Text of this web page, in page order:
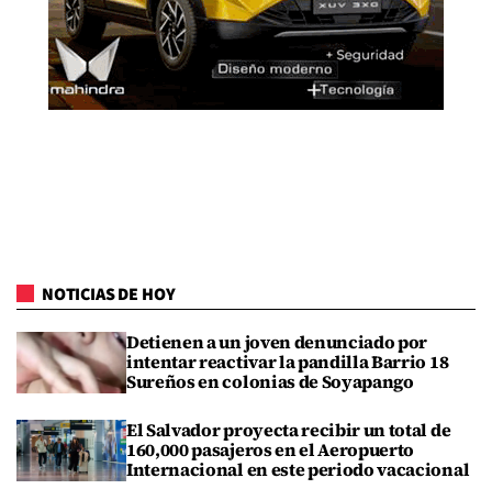
NOTICIAS DE HOY
Detienen a un joven denunciado por
intentar reactivar la pandilla Barrio 18
Sureños en colonias de Soyapango
El Salvador proyecta recibir un total de
160,000 pasajeros en el Aeropuerto
Internacional en este periodo vacacional